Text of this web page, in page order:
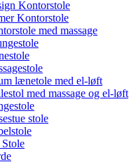
Kontorstole
Kontorstole
med massage
lænetole med el-løft
med massage og el-løft
stole